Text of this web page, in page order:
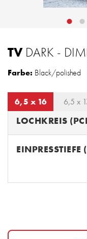
TVDARK -
Farbe: Black/polished
6,5 x 16 6,5 x
LOCHKREIS
EINPRESSTIEFE